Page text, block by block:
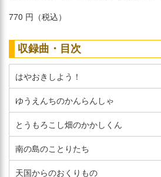
770 円（税込）
収録曲・目次
はやおきしよう！
ゆうえんちのかんらんしゃ
とうもろこし畑のかかしくん
南の島のことりたち
天国からのおくりもの